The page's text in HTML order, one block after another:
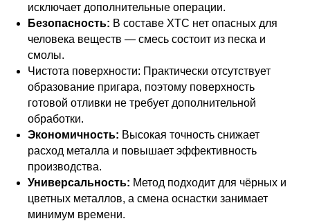
исключает дополнительные операции.
Безопасность: В составе ХТС нет опасных для
человека веществ — смесь состоит из песка и
смолы.
Чистота поверхности: Практически отсутствует
образование пригара, поэтому поверхность
готовой отливки не требует дополнительной
обработки.
Экономичность: Высокая точность снижает
расход металла и повышает эффективность
производства.
Универсальность: Метод подходит для чёрных и
цветных металлов, а смена оснастки занимает
минимум времени.